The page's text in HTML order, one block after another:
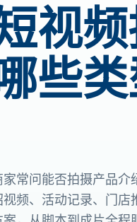
视
些
常问能否拍摄产品
频、活动记录、门